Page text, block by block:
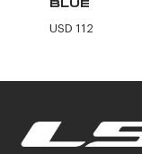
BLUE
USD 112